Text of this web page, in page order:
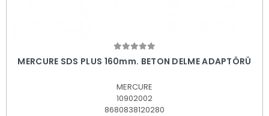
Sepete Ekle
MERCURE SDS PLUS 160mm. BETON DELME ADAPTÖRÜ
MERCURE
10902002
8680838120280